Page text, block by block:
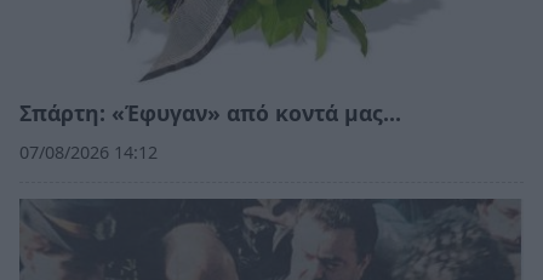
Σπάρτη: «Έφυγαν» από κοντά μας…
07/08/2026 14:12